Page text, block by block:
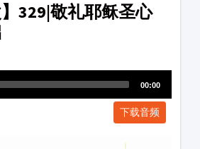
】329|敬礼耶稣圣心
00:00
下载音频